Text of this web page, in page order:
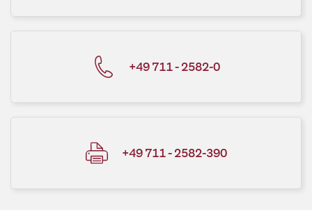
+49 711 - 2582-0
+49 711 - 2582-390